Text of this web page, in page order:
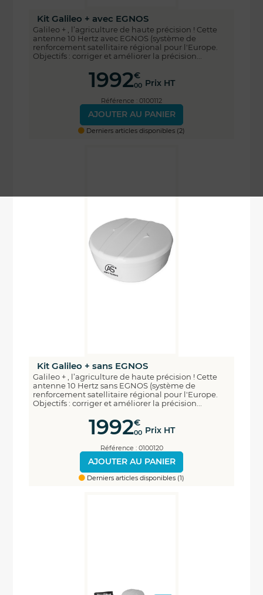
Kit Galileo + avec EGNOS
Galileo + , l’agriculture de haute précision ! Cette
antenne 10 Hertz avec EGNOS (système de
renforcement satellitaire régional pour l'Europe.
Objectifs : corriger et améliorer la précision...
1992€
00 Prix HT
Référence : 0100112
AJOUTER AU PANIER
Derniers articles disponibles (2)
Kit Galileo + sans EGNOS
Galileo + , l’agriculture de haute précision ! Cette
antenne 10 Hertz sans EGNOS (système de
renforcement satellitaire régional pour l'Europe.
Objectifs : corriger et améliorer la précision...
1992€
00 Prix HT
Référence : 0100120
AJOUTER AU PANIER
Derniers articles disponibles (1)